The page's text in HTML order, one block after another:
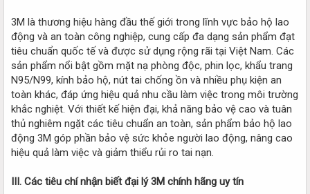
3M là thương hiệu hàng đầu thế giới trong lĩnh vực bảo hộ lao
động và an toàn công nghiệp, cung cấp đa dạng sản phẩm đạt
tiêu chuẩn quốc tế và được sử dụng rộng rãi tại Việt Nam. Các
sản phẩm nổi bật gồm mặt nạ phòng độc, phin lọc, khẩu trang
N95/N99, kính bảo hộ, nút tai chống ồn và nhiều phụ kiện an
toàn khác, đáp ứng hiệu quả nhu cầu làm việc trong môi trường
khắc nghiệt. Với thiết kế hiện đại, khả năng bảo vệ cao và tuân
thủ nghiêm ngặt các tiêu chuẩn an toàn, sản phẩm bảo hộ lao
động 3M góp phần bảo vệ sức khỏe người lao động, nâng cao
hiệu quả làm việc và giảm thiểu rủi ro tai nạn.
III. Các tiêu chí nhận biết đại lý 3M chính hãng uy tín